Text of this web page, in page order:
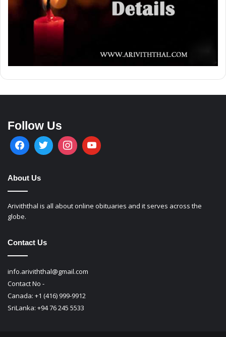
Follow Us
About Us
Ariviththal is all about online obituaries and it serves across the
globe.
Contact Us
info.ariviththal@gmail.com
Contact No -
Canada: +1 (416) 999-9912
SriLanka: +94 76 245 5533